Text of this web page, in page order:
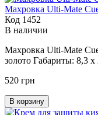
Махровка Ulti-Mate
Код 1452
В наличии
Махровка Ulti-Mate
золото Габариты: 8,3
520 грн
В корзину